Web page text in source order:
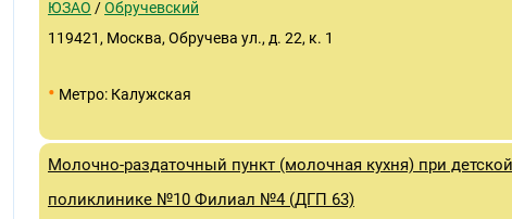
ЮЗАО /Обручевский
119421, Москва, Обручева ул., д. 22, к. 1
• Метро: Калужская
Молочно-раздаточный пункт (молочная кухня) при детской
поликлинике №10 Филиал №4 (ДГП 63)